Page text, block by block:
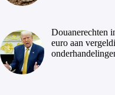
Douanerechten
euro aan